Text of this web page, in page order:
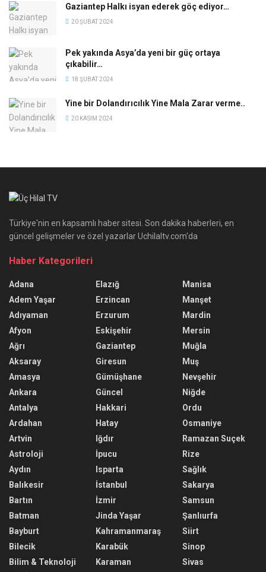
Gaziantep Halkı isyan ederek göç ediyor…
20 ŞUBAT 2024
Pek yakında Asya’da yeni bir güç ortaya
çıkabilir…
18 ŞUBAT 2024
Yine bir Dolandırıcılık Yine Mala Zarar verme..
20 KASIM 2024
Türkiye'nin en kapsamlı haber sitesi. Son dakika haberleri, en
güncel gelişmeler ve özel yazarlar Uchilaltv.com'da
Haber Kategorileri
Adana
Adem Yaşar
Adıyaman
Afyon
Ağrı
Aksaray
Amasya
Ankara
Antalya
Ardahan
Artvin
Astroloji
Aydın
Balıkesir
Bartın
Batman
Bayburt
Bilecik
Bilim & Teknoloji
Elazığ
Erzincan
Erzurum
Eskişehir
Gaziantep
Giresun
Gümüşhane
Güncel
Hakkari
Hatay
Iğdır
İpucu
Isparta
İstanbul
İzmir
Jinda Yaşar
Kahramanmaraş
Karabük
Karaman
Manisa
Manşet
Mardin
Mersin
Muğla
Muş
Nevşehir
Niğde
Ordu
Osmaniye
Ramazan Suçek
Rize
Sağlık
Sakarya
Samsun
Şanlıurfa
Siirt
Sinop
Sivas